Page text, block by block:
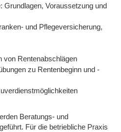
Grundlagen, Voraussetzung und
und Pflegeversicherung,
von Rentenabschlägen
zu Rentenbeginn und -
Beratungs- und
Für die betriebliche Praxis